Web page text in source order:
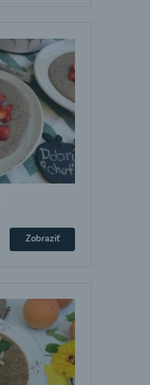
Zobraziť